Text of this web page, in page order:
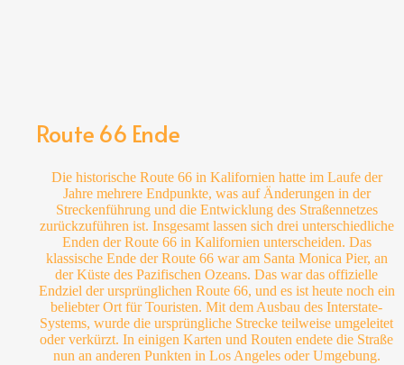
Route 66 Ende
Die historische Route 66 in Kalifornien hatte im Laufe der
Jahre mehrere Endpunkte, was auf Änderungen in der
Streckenführung und die Entwicklung des Straßennetzes
zurückzuführen ist. Insgesamt lassen sich drei unterschiedliche
Enden der Route 66 in Kalifornien unterscheiden. Das
klassische Ende der Route 66 war am Santa Monica Pier, an
der Küste des Pazifischen Ozeans. Das war das offizielle
Endziel der ursprünglichen Route 66, und es ist heute noch ein
beliebter Ort für Touristen. Mit dem Ausbau des Interstate-
Systems, wurde die ursprüngliche Strecke teilweise umgeleitet
oder verkürzt. In einigen Karten und Routen endete die Straße
nun an anderen Punkten in Los Angeles oder Umgebung.